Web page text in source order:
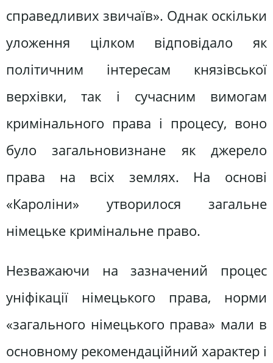
справедливих звичаїв». Однак оскільки
уложення цілком відповідало як
політичним інтересам князівської
верхівки, так і сучасним вимогам
кримінального права і процесу, воно
було загальновизнане як джерело
права на всіх землях. На основі
«Кароліни» утворилося загальне
німецьке кримінальне право.
Незважаючи на зазначений процес
уніфікації німецького права, норми
«загального німецького права» мали в
основному рекомендаційний характер і